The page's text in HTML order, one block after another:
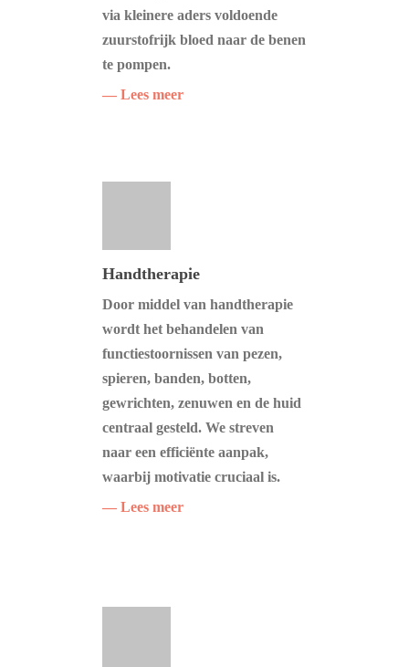
via kleinere aders voldoende
zuurstofrijk bloed naar de benen
te pompen.
— Lees meer
Handtherapie
Door middel van handtherapie
wordt het behandelen van
functiestoornissen van pezen,
spieren, banden, botten,
gewrichten, zenuwen en de huid
centraal gesteld. We streven
naar een efficiënte aanpak,
waarbij motivatie cruciaal is.
— Lees meer